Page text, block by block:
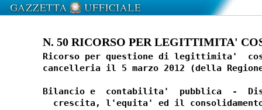
N. 50 RICORSO PER LEGITTIMITA'
Ricorso per questione di legittimita'  costituzionale  depositato  in
cancelleria il 5 marzo 2012 (della Regione Friuli-Venezia Giulia) . 
 
Bilancio e  contabilita'  pubblica  -  Disposizioni  urgenti  per  la
  crescita, l'equita' ed il consolidamento dei conti pubblici - Aiuto
  alla crescita economica (Ace) - Previsione, per le societa' ed enti
  indicati nell'art. 73, comma 1, lett. a) e b), del  d.P.R.  n.  917
  del 1989, che, ai fini della determinazione del reddito complessivo
  netto dichiarato, e' ammesso in deduzione un importo corrispondente
  al rendimento nozionale del  nuovo  capitale  proprio,  secondo  le
  disposizioni dei commi 2 e 8 -  Calcolo  del  rendimento  nozionale
  proprio - Determinazione dell'aliquota percentuale per  il  calcolo
  del rendimento nozionale del nuovo capitale  proprio,  con  decreto
  del Ministro dell'economia, a partire dal quarto periodo  d'imposta
  e determinazione per il primo  triennio  di  applicazione,  in  via
  transitoria, dell'aliquota del 3 per  cento  -  Previsione  che  la
  parte del rendimento nozionale che supera  il  reddito  complessivo
  netto dichiarato e' computata in  aumento  dell'importo  deducibile
  dal reddito dei periodi di imposta successivi - Determinazione  del
  capitale proprio esistente alla chiusura dell'esercizio in corso al
  31 dicembre 2010 e relative variazioni in diminuzione -  Previsione
  che gli incrementi derivanti da conferimenti in denaro  rilevano  a
  partire  dalla  data   del   versamento;   che   quelli   derivanti
  dall'accantonamento di utili, a partire dall'inizio  dell'esercizio
  in cui le relative riserve sono formate; che i decrementi  rilevano
  a partire dall'inizio dell'esercizio in cui si sono verificati; che
  per le aziende e le societa' di  nuova  costituzione  si  considera
  incremento   tutto   il   patrimonio   conferito    -    Previsione
  dell'applicazione delle  predette  disposizioni  anche  al  reddito
  d'impresa di persone fisiche, societa'  in  nome  collettivo  e  in
  accomandita  semplice  in  regime  di  contabilita'   ordinaria   -
  Previsione che le  disposizioni  di  attuazione  sono  emanate  con
  decreto del Ministro dell'economia e delle finanze, entro 30 giorni
  dall'entrata in vigore della legge di conversione,  e  che  con  lo
  stesso provvedimento possono essere stabilite  disposizioni  aventi
  finalita' antielusive - Agevolazioni fiscali riferite al costo  del
  lavoro,  nonche'  per  donne  e  giovani  -  Previsione,  ai   fini
  dell'Ires, della  deducibilita'  di  un  importo  pari  all'imposta
  regionale sulle attivita' produttive  determinata  ai  sensi  degli
  artt. 5, 5-bis, 6, 7 e 8 del d.lgs. n. 446 del 1997, relativa  alla
  quota  imponibile  delle  spese  per  il  personale  dipendente  ed
  assimilato  -  Ricorso  della  Regione  Friuli-Venezia   Giulia   -
  Denunciata  violazione  dell'autonomia  finanziaria   regionale   -
  Denunciata   violazione   del   principio   di   uguaglianza    per
  irragionevolezza e per il  deteriore  trattamento  della  comunita'
  regionale rispetto alla comunita' nazionale  -  Denunciata  lesione
  del principio di leale collaborazione. 
- Decreto-legge  6   dicembre   2011,   n.   201,   convertito,   con
  modificazioni, nella legge 22 dicembre 2011, n. 214, artt. 1, commi
  1, 2, 3, 4, 5, 6, 7 e 8, e 2, commi 1 e 2. 
- Costituzione, artt. 3, 53, 97, 117, comma  terzo,  e  119;  Statuto
  della Regione Friuli-Venezia Giulia, artt. 4, 5, 8, 48, 49, 51, 54,
  63 e 65; decreto del Presidente della Repubblica 23  gennaio  1965,
  n. 114, art. 4; decreto legislativo 2 gennaio 1997, n. 9, artt.  2,
  9, 14 e 18; decreto legislativo 23 dicembre 2010, n. 265, art. 1. 
Bilancio e  contabilita'  pubblica  -  Disposizioni  urgenti  per  la
  crescita, l'equita' ed  il  consolidamento  dei  conti  pubblici  -
  Disciplina  dell'IMUP  -  Previsione  della  riserva   allo   Stato
  sull'IMUP della quota  di  imposta  pari  alla  meta'  dell'importo
  calcolato sulla base imponibile di tutti gli immobili, ad eccezione
  dell'abitazione principale e delle relative pertinenze, nonche' dei
  fabbricati rurali ad uso strumentale, dell'aliquota di base di  cui
  al comma  6,  primo  periodo  -  Previsione  che  le  detrazioni  e
  riduzioni di aliquota deliberate dai comuni non si  applicano  alla
  quota di imposta riservata allo Stato - Previsione che le attivita'
  di accertamento e riscossione dell'imposta erariale sono svolte dal
  comune  al  quale  spettano  le  maggiori  somme  derivanti   dallo
  svolgimento delle attivita' medesime a titolo di imposta, interessi
  e sanzioni - Previsione che il fondo sperimentale  di  riequilibrio
  ed il fondo perequativo  ed  i  trasferimenti  erariali  dovuti  ai
  comuni della Regione Siciliana e della Regione Sardegna variano  in
  ragione delle differenze di gettito stimato  ad  aliquota  di  base
  derivanti dalle disposizioni dell'articolo censurato e che, in caso
  di incapienza, ciascun comune versa all'entrata del bilancio  dello
  Stato le somme residue - Previsione che, con le procedure stabilite
  dall'art. 5 della legge n. 42 del 2009, le  Regioni  Friuli-Venezia
  Giulia e Valle d'Aosta, nonche' le Province autonome  di  Trento  e
  Bolzano, assicurano il recupero al bilancio  statale  del  predetto
  maggior gettito dei comuni ricadenti nel proprio territorio e  che,
  fino all'emanazione delle norme di attuazione di  cui  allo  stesso
  art. 27, a valere sulle quote di compartecipazione ai  tributi,  e'
  accantonato un importo pari al maggior gettito di cui al precedente
  periodo - Ricorso della Regione Friuli-Venezia Giulia -  Denunciata
  violazione dell'autonomia finanziaria regionale disciplinata  dallo
  Statuto per la sottrazione  di  risorse  finanziarie  ai  comuni  e
  l'attribuzione alle regioni  di  diverse  competenze  -